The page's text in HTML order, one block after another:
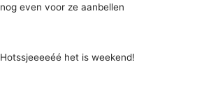
nog even voor ze aanbellen
Hotssjeeeeéé het is weekend!